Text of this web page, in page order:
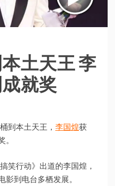
土天王 李
就奖
到本土天王， 李国煌获
。
笑行动》出道的李国煌，
到电台多栖发展。